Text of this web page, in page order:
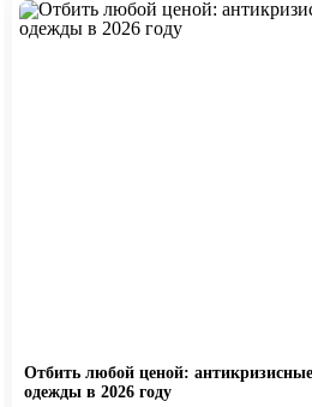
Отбить любой ценой: антикризисные
одежды в 2026 году